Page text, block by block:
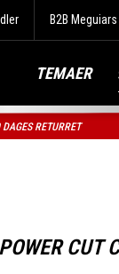
B2B Meguiars
TEMAER
DAGES RETURRET
CUT